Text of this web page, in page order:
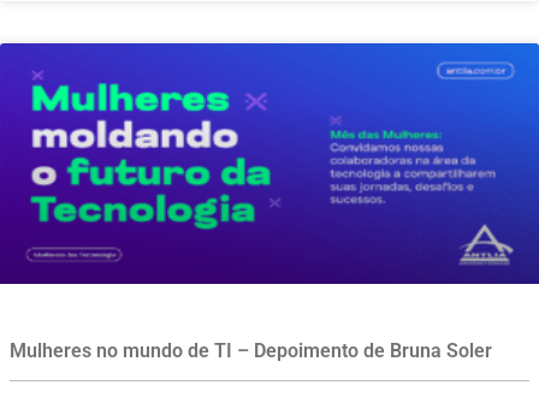
Mulheres no mundo de TI – Depoimento de Bruna Soler